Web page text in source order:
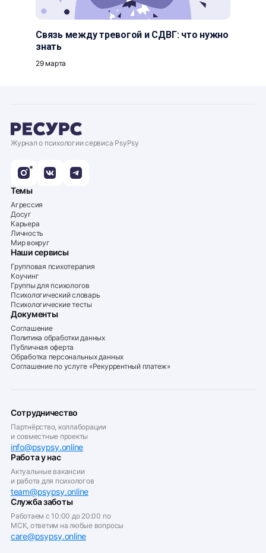
Связь между тревогой и СДВГ: что нужно
знать
29 марта
Журнал о психологии сервиса PsyPsy
*
Темы
Агрессия
Досуг
Карьера
Личность
Мир вокруг
Наши сервисы
Групповая психотерапия
Коучинг
Группы для психологов
Психологический словарь
Психологические тесты
Документы
Соглашение
Политика обработки данных
Публичная оферта
Обработка персональных данных
Соглашение по услуге «Рекуррентный платеж»
Сотрудничество
Партнёрство, коллаборации
и совместные проекты
info@psypsy.online
Работа у нас
Актуальные вакансии
и работа для психологов
team@psypsy.online
Служба заботы
Работаем с 10:00 до 20:00 по
МСК, ответим на любые вопросы
care@psypsy.online